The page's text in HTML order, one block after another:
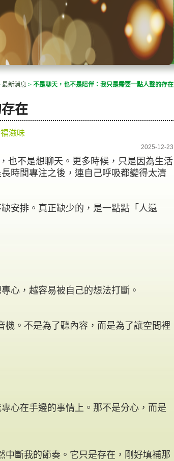
最新消息 > 不是聊天，也不是陪伴：我只是需要一點人聲的存在
在
滋味
2025-12-23
也不是想聊天。更多時候，只是因為生活
時間專注之後，連自己呼吸都變得太清
安排。真正缺少的，是一點點「人還
心，越容易被自己的想法打斷。
機。不是為了聽內容，而是為了讓空間裡
心在手邊的事情上。那不是分心，而是
中斷我的節奏。它只是存在，剛好填補那